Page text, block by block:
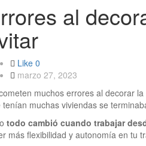
al
Like 0
marzo 27, 2023
muchos errores al decorar
tenían muchas viviendas se
todo cambió cuando trabajar
más flexibilidad y autonomía en tu